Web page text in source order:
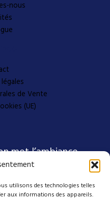
utilisons des technologies telles
aux informations des appareils.
nous
de Vente
(UE)
met l’ambiance